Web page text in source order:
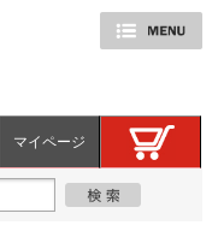
マイページ